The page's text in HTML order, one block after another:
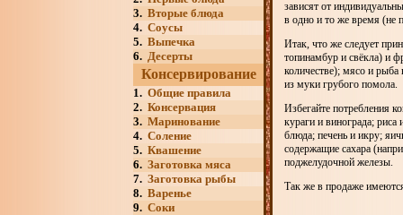
3. Вторые блюда
4. Соусы
5. Выпечка
6. Десерты
Консервирование
1. Общие правила
2. Консервация
3. Маринование
4. Соление
5. Квашение
6. Заготовка мяса
7. Заготовка рыбы
8. Варенье
9. Соки
зависят от
в одно и то же время (не
Итак, что же следует
топинамбур и свёкла) и
количестве); мясо и
из муки грубого помола.
Избегайте потребления
кураги и винограда;
блюда; печень и икру;
содержащие сахара
поджелудочной железы.
Так же в продаже